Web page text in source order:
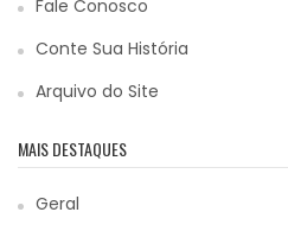
Fale Conosco
Conte Sua História
Arquivo do Site
MAIS DESTAQUES
Geral